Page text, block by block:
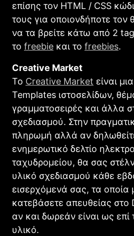
επίσης τον HTML / CSS
τους για οποιονδήποτε τον
να τα βρείτε κάτω από 2
το freebie και το freebies.
Creative Market
Το Creative Market είναι
Templates ιστοσελίδων,
γραμματοσειρές και άλλα
σχεδιασμού. Στην
πληρωμή αλλά αν
ενημερωτικό δελτίο
ταχυδρομείου, θα σας
υλικό σχεδιασμού κάθε
εισερχόμενά σας, τα οποία
κατεβάσετε απευθείας
αν και δωρεάν είναι ως επί
υλικό.